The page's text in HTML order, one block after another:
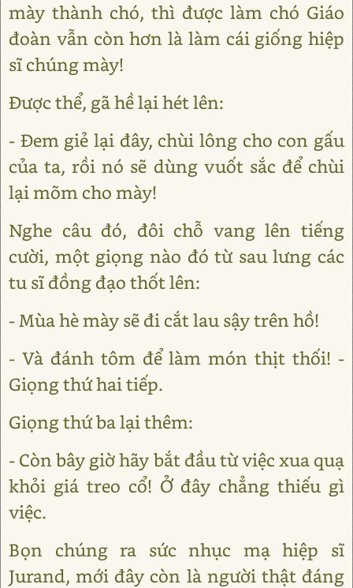
mày thành chó, thì được làm chó Giáo
đoàn vẫn còn hơn là làm cái giống hiệp
sĩ chúng mày!
Được thể, gã hề lại hét lên:
- Đem giẻ lại đây, chùi lông cho con gấu
của ta, rồi nó sẽ dùng vuốt sắc để chùi
lại mõm cho mày!
Nghe câu đó, đôi chỗ vang lên tiếng
cười, một giọng nào đó từ sau lưng các
tu sĩ đồng đạo thốt lên:
- Mùa hè mày sẽ đi cắt lau sậy trên hồ!
- Và đánh tôm để làm món thịt thối! -
Giọng thứ hai tiếp.
Giọng thứ ba lại thêm:
- Còn bây giờ hãy bắt đầu từ việc xua quạ
khỏi giá treo cổ! Ở đây chẳng thiếu gì
việc.
Bọn chúng ra sức nhục mạ hiệp sĩ
Jurand, mới đây còn là người thật đáng